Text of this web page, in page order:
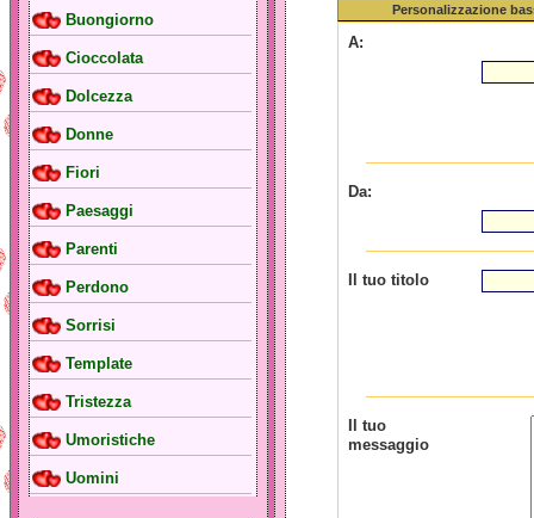
Buongiorno
Cioccolata
Dolcezza
Donne
Fiori
Paesaggi
Parenti
Perdono
Sorrisi
Template
Tristezza
Umoristiche
Uomini
Personalizzazione
A:
Da:
Il tuo titolo
Il tuo
messaggio